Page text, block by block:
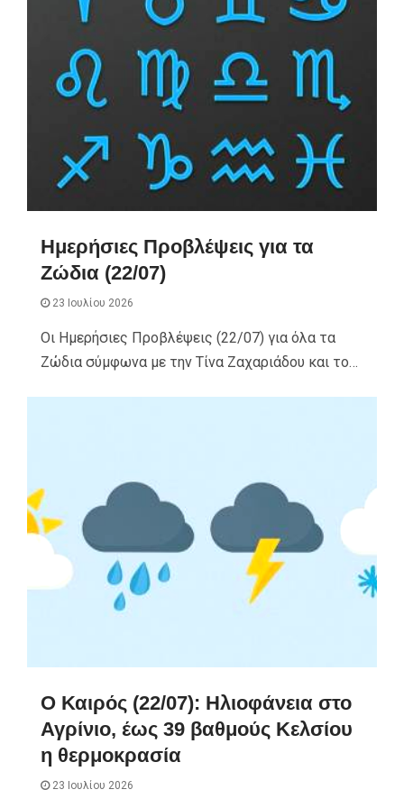
Ημερήσιες Προβλέψεις για τα
Ζώδια (22/07)
23 Ιουλίου 2026
Οι Ημερήσιες Προβλέψεις (22/07) για όλα τα
Ζώδια σύμφωνα με την Τίνα Ζαχαριάδου και το…
Ο Καιρός (22/07): Ηλιοφάνεια στο
Αγρίνιο, έως 39 βαθμούς Κελσίου
η θερμοκρασία
23 Ιουλίου 2026